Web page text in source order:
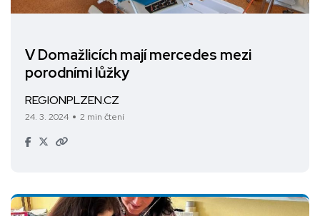
V Domažlicích mají mercedes mezi
porodními lůžky
REGIONPLZEN.CZ
24. 3. 2024 2 min čtení